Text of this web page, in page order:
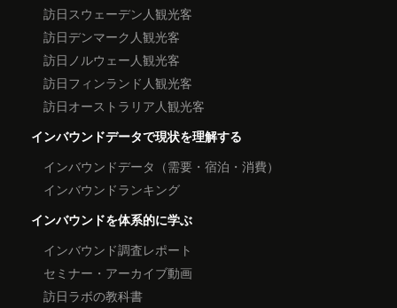
訪日スウェーデン人観光客
訪日デンマーク人観光客
訪日ノルウェー人観光客
訪日フィンランド人観光客
訪日オーストラリア人観光客
インバウンドデータで現状を理解する
インバウンドデータ（需要・宿泊・消費）
インバウンドランキング
インバウンドを体系的に学ぶ
インバウンド調査レポート
セミナー・アーカイブ動画
訪日ラボの教科書